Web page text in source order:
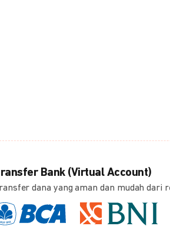
Bank (Virtual Account)
dana yang aman dan mudah dari